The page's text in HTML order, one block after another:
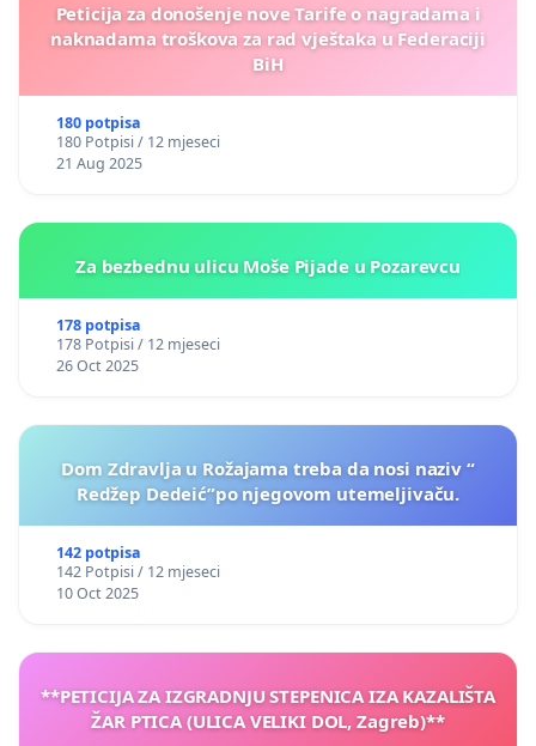
Peticija za donošenje nove Tarife o nagradama i
naknadama troškova za rad vještaka u Federaciji
BiH
180 potpisa
180 Potpisi / 12 mjeseci
21 Aug 2025
Za bezbednu ulicu Moše Pijade u Pozarevcu
178 potpisa
178 Potpisi / 12 mjeseci
26 Oct 2025
Dom Zdravlja u Rožajama treba da nosi naziv “
Redžep Dedeić”po njegovom utemeljivaču.
142 potpisa
142 Potpisi / 12 mjeseci
10 Oct 2025
**PETICIJA ZA IZGRADNJU STEPENICA IZA KAZALIŠTA
ŽAR PTICA (ULICA VELIKI DOL, Zagreb)**